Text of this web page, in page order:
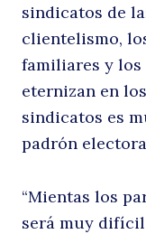
sindicatos de
clientelismo,
familiares y los
eternizan en
sindicatos es
padrón
“Mientas los
será muy difícil